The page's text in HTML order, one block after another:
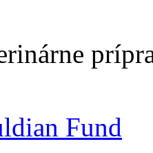
Fund